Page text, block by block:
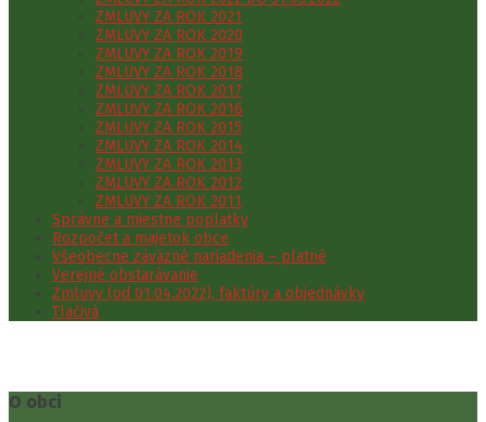
ZMLUVY ZA ROK 2021
ZMLUVY ZA ROK 2020
ZMLUVY ZA ROK 2019
ZMLUVY ZA ROK 2018
ZMLUVY ZA ROK 2017
ZMLUVY ZA ROK 2016
ZMLUVY ZA ROK 2015
ZMLUVY ZA ROK 2014
ZMLUVY ZA ROK 2013
ZMLUVY ZA ROK 2012
ZMLUVY ZA ROK 2011
Správne a miestne poplatky
Rozpočet a majetok obce
Všeobecne záväzné nariadenia – platné
Verejné obstarávanie
Zmluvy (od 01.04.2022), faktúry a objednávky
Tlačivá
O obci